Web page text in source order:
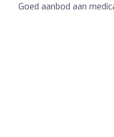
Goed aanbod aan